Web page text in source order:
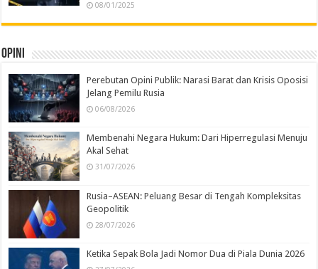
08/01/2025
Opini
Perebutan Opini Publik: Narasi Barat dan Krisis Oposisi
Jelang Pemilu Rusia
06/08/2026
Membenahi Negara Hukum: Dari Hiperregulasi Menuju
Akal Sehat
31/07/2026
Rusia–ASEAN: Peluang Besar di Tengah Kompleksitas
Geopolitik
28/07/2026
Ketika Sepak Bola Jadi Nomor Dua di Piala Dunia 2026